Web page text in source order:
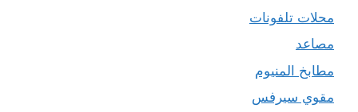
محلات تلفونات
مصاعد
مطابخ المنيوم
مقوي سيرفس